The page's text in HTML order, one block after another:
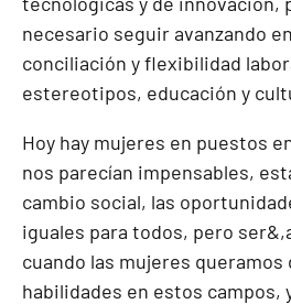
necesario seguir avanzando
conciliación y flexibilidad
estereotipos, educación y
Hoy hay mujeres en puestos
nos parecían impensables,
cambio social, las
iguales para todos, pero
cuando las mujeres
habilidades en estos campos,